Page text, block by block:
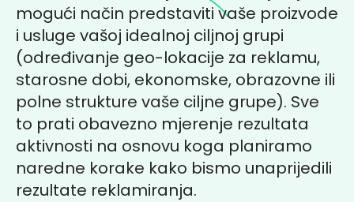
mogući način predstaviti vaše proizvode
i usluge vašoj idealnoj ciljnoj grupi
(određivanje geo-lokacije za reklamu,
starosne dobi, ekonomske, obrazovne ili
polne strukture vaše ciljne grupe). Sve
to prati obavezno mjerenje rezultata
aktivnosti na osnovu koga planiramo
naredne korake kako bismo unaprijedili
rezultate reklamiranja.